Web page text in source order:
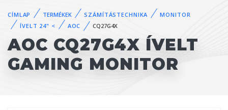
CÍMLAP TERMÉKEK SZÁMÍTÁSTECHNIKA
MONITOR
ÍVELT 24" <
AOC CQ27G4X
AOC CQ27G4X ÍVELT
GAMING MONITOR